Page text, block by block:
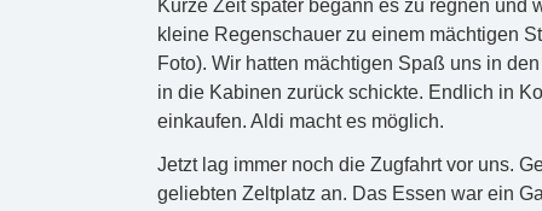
Kurze Zeit später begann es zu regnen und
kleine Regenschauer zu einem mächtigen
Foto). Wir hatten mächtigen Spaß uns in
in die Kabinen zurück schickte. Endlich in
einkaufen. Aldi macht es möglich.
Jetzt lag immer noch die Zugfahrt vor uns.
geliebten Zeltplatz an. Das Essen war ein